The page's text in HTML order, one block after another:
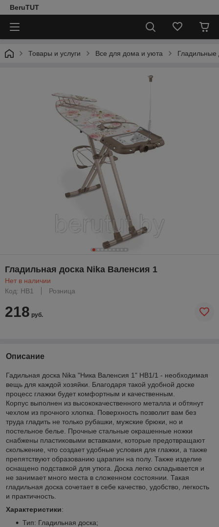
BeruTUT
Товары и услуги Все для дома и уюта Гладильные
Гладильная доска Nika Валенсия 1
Нет в наличии
Код: НВ1
Розница
218 руб.
Описание
Гадильная доска Nika "Ника Валенсия 1" НВ1/1 - необходимая
вещь для каждой хозяйки. Благодаря такой удобной доске
процесс глажки будет комфортным и качественным.
Корпус выполнен из высококачественного металла и обтянут
чехлом из прочного хлопка. Поверхность позволит вам без
труда гладить не только рубашки, мужские брюки, но и
постельное белье. Прочные стальные окрашенные ножки
снабжены пластиковыми вставками, которые предотвращают
скольжение, что создает удобные условия для глажки, а также
препятствуют образованию царапин на полу. Также изделие
оснащено подставкой для утюга. Доска легко складывается и
не занимает много места в сложенном состоянии. Такая
гладильная доска сочетает в себе качество, удобство, легкость
и практичность.
Характеристики:
Тип: Гладильная доска;